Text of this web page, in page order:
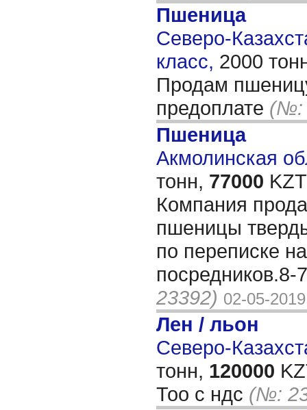
Пшеница
Северо-
класс, 2000
Продам
предоплате (№:
Пшеница
Акмолинская
тонн, 77000
Компания
пшеницы
по переписке
23392) 02-05-2019
Лен / льон
Северо-
тонн, 120000
Тоо с ндс (№: